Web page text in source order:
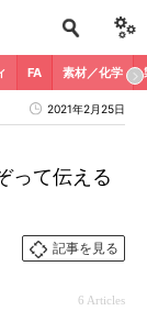
FA 素材／化学
2021年2月25日
って伝える
記事を見る
6 Articles